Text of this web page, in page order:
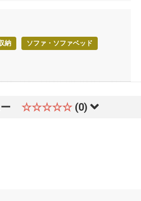
納 ソファ・ソファベッド
☆☆☆☆☆ (0)